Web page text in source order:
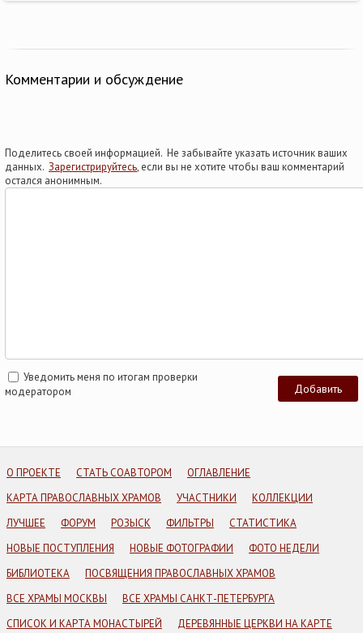
Комментарии и обсуждение
Поделитесь своей информацией. Не забывайте указать источник ваших
данных. Зарегистрируйтесь, если вы не хотите чтобы ваш комментарий
остался анонимным.
Уведомить меня по итогам проверки
модератором
О ПРОЕКТЕ СТАТЬ СОАВТОРОМ
ОГЛАВЛЕНИЕ
КАРТА ПРАВОСЛАВНЫХ ХРАМОВ
УЧАСТНИКИ
КОЛЛЕКЦИИ
ЛУЧШЕЕ
ФОРУМ РОЗЫСК ФИЛЬТРЫ
СТАТИСТИКА
НОВЫЕ ПОСТУПЛЕНИЯ
НОВЫЕ ФОТОГРАФИИ
ФОТО НЕДЕЛИ
БИБЛИОТЕКА
ПОСВЯЩЕНИЯ ПРАВОСЛАВНЫХ ХРАМОВ
ВСЕ ХРАМЫ МОСКВЫ
ВСЕ ХРАМЫ САНКТ-ПЕТЕРБУРГА
СПИСОК И КАРТА МОНАСТЫРЕЙ
ДЕРЕВЯННЫЕ ЦЕРКВИ НА КАРТЕ